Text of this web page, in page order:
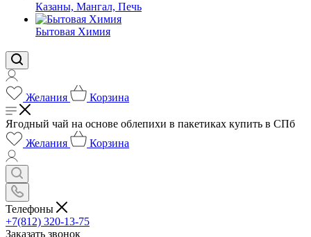
Казаны, Мангал, Печь
Бытовая Химия
Желания Корзина
Ягодный чай на основе облепихи в пакетиках купить в СПб
Желания
Корзина
Телефоны
+7(812) 320-13-75
Заказать звонок